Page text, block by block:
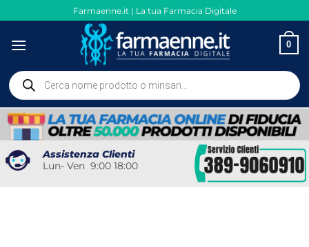
ai
contenuti
Farmaenne.it | La tua Farmacia Digitale
0
Ricerca
prodotti
Assistenza Clienti
Lun- Ven 9:00 18:00